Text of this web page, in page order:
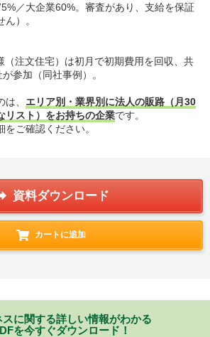
／大企業60%。審査があり、支給を保証
）。
（注文住宅）は初月で初期費用を回収、共
参加（同社事例）。
、 エリア別・業界別に法人の販路（月30
リスト）をお持ちの企業です。
ご確認ください。
資料ダウンロード
カートに追加
スに関する詳しい情報がわかる
を今すぐダウンロード！